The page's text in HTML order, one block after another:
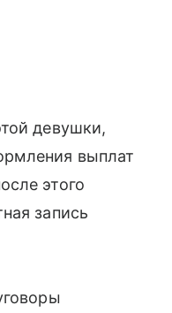
девушки,
выплат
этого
запись